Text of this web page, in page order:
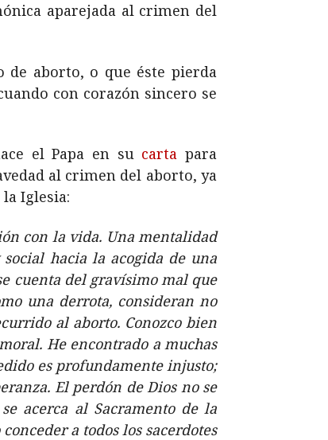
aparejada al crimen del
de aborto, o que éste pierda
con corazón sincero se
el Papa en su carta para
al crimen del aborto, ya
Iglesia:
con la vida. Una mentalidad
hacia la acogida de una
cuenta del gravísimo mal que
una derrota, consideran no
al aborto. Conozco bien
He encontrado a muchas
es profundamente injusto;
El perdón de Dios no se
acerca al Sacramento de la
a todos los sacerdotes